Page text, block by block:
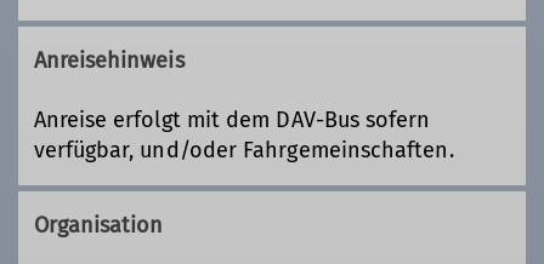
Anreisehinweis
Anreise erfolgt mit dem DAV-Bus sofern
verfügbar, und/oder Fahrgemeinschaften.
Organisation